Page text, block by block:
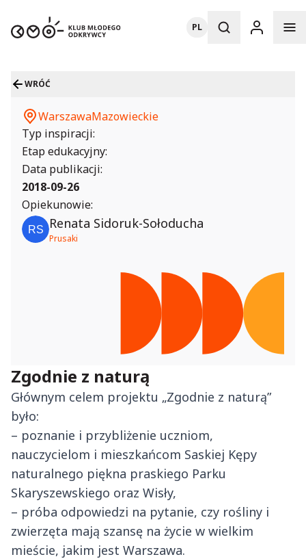
PL
WRÓĆ
WarszawaMazowieckie
Typ inspiracji:
Etap edukacyjny:
Data publikacji:
2018-09-26
Opiekunowie:
Renata Sidoruk-Sołoducha
Prusaki
Zgodnie z naturą
Głównym celem projektu „Zgodnie z naturą”
było:
– poznanie i przybliżenie uczniom,
nauczycielom i mieszkańcom Saskiej Kępy
naturalnego piękna praskiego Parku
Skaryszewskiego oraz Wisły,
– próba odpowiedzi na pytanie, czy rośliny i
zwierzęta mają szansę na życie w wielkim
mieście, jakim jest Warszawa.